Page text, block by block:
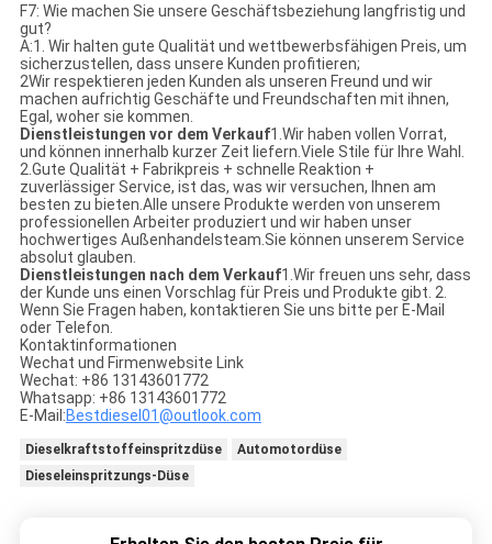
F7: Wie machen Sie unsere Geschäftsbeziehung langfristig und
gut?
A:1. Wir halten gute Qualität und wettbewerbsfähigen Preis, um
sicherzustellen, dass unsere Kunden profitieren;
2Wir respektieren jeden Kunden als unseren Freund und wir
machen aufrichtig Geschäfte und Freundschaften mit ihnen,
Egal, woher sie kommen.
Dienstleistungen vor dem Verkauf1.Wir haben vollen Vorrat,
und können innerhalb kurzer Zeit liefern.Viele Stile für Ihre Wahl.
2.Gute Qualität + Fabrikpreis + schnelle Reaktion +
zuverlässiger Service, ist das, was wir versuchen, Ihnen am
besten zu bieten.Alle unsere Produkte werden von unserem
professionellen Arbeiter produziert und wir haben unser
hochwertiges Außenhandelsteam.Sie können unserem Service
absolut glauben.
Dienstleistungen nach dem Verkauf1.Wir freuen uns sehr, dass
der Kunde uns einen Vorschlag für Preis und Produkte gibt. 2.
Wenn Sie Fragen haben, kontaktieren Sie uns bitte per E-Mail
oder Telefon.
Kontaktinformationen
Wechat und Firmenwebsite Link
Wechat: +86 13143601772
Whatsapp: +86 13143601772
E-Mail:Bestdiesel01@outlook.com
Dieselkraftstoffeinspritzdüse
Automotordüse
Dieseleinspritzungs-Düse